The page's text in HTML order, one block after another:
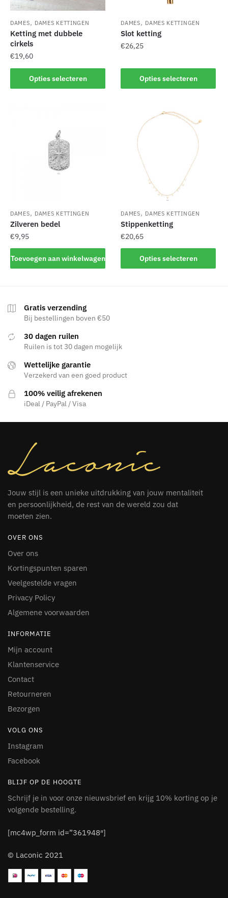
DAMES, DAMES KETTINGEN
Ketting met dubbele
cirkels
€19,60
Opties selecteren
product
de
productpagina
DAMES, DAMES KETTINGEN
Slot ketting
€26,25
Opties selecteren
product
heeft
optie
gekozen
worden
productpagina
DAMES, DAMES KETTINGEN
Zilveren bedel
€9,95
Toevoegen aan winkelwagen
DAMES, DAMES KETTINGEN
Stippenketting
€20,65
Opties selecteren
product
op
Gratis verzending
Bij bestellingen boven €50
30 dagen ruilen
Ruilen is tot 30 dagen mogelijk
Wettelijke garantie
Verzekerd van een goed product
100% veilig afrekenen
iDeal / PayPal / Visa
Jouw stijl is een unieke uitdrukking van jouw mentaliteit
en persoonlijkheid, de rest van de wereld zou dat
moeten zien.
OVER ONS
Over ons
Kortingspunten sparen
Veelgestelde vragen
Privacy Policy
Algemene voorwaarden
INFORMATIE
Mijn account
Klantenservice
Contact
Retourneren
Bezorgen
VOLG ONS
Instagram
Facebook
BLIJF OP DE HOOGTE
Schrijf je in voor onze nieuwsbrief en krijg 10% korting op je
volgende bestelling.
[mc4wp_form id=”361948″]
© Laconic 2021